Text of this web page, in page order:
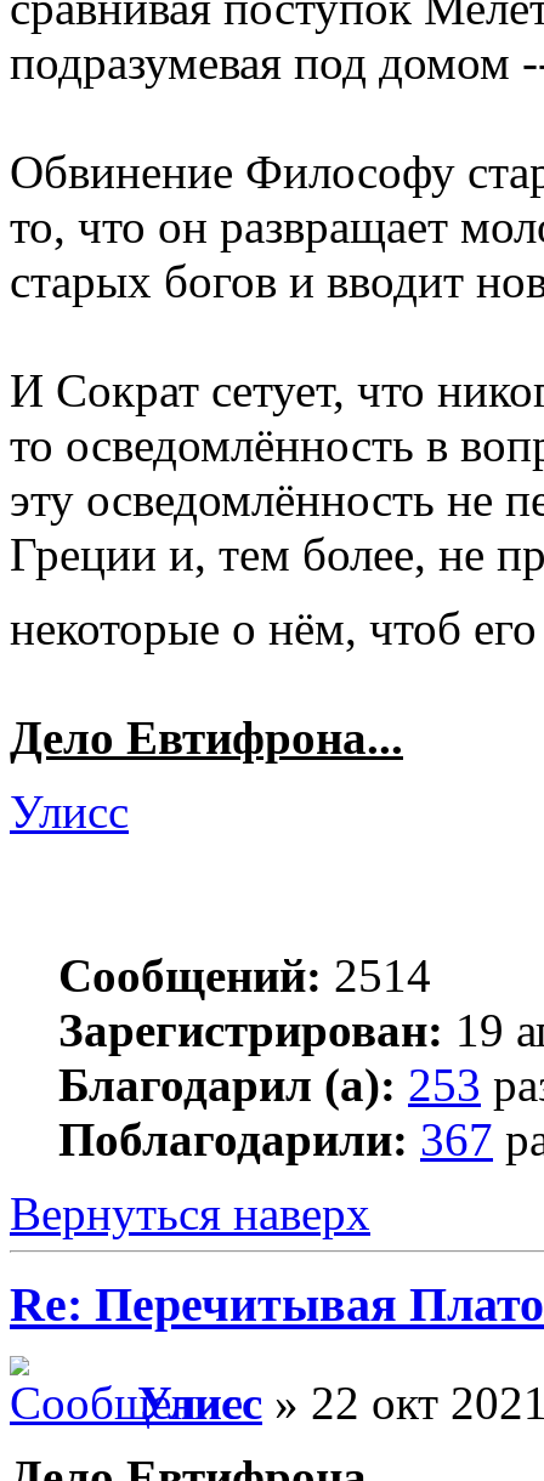
подразумевая под домом
Обвинение Философу
то, что он развращает
старых богов и вводит
И Сократ сетует, что
то осведомлённость в
эту осведомлённость не
Греции и, тем более, не
некоторые о нём, чтоб
Дело Евтифрона...
Улисс
Сообщений: 2514
Зарегистрирован: 19
Благодарил (а): 253
Поблагодарили: 367
Вернуться наверх
Re: Перечитывая
Улисс » 22 окт